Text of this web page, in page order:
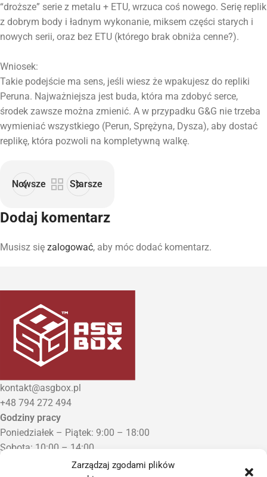
Zarządzaj zgodami plików
“droższe” serie z metalu + ETU, wrzuca coś nowego. Serię replik
z dobrym body i ładnym wykonanie, miksem części starych i
nowych serii, oraz bez ETU (którego brak obniża cenne?).
Wniosek:
Takie podejście ma sens, jeśli wiesz że wpakujesz do repliki
Peruna. Najważniejsza jest buda, która ma zdobyć serce,
środek zawsze można zmienić. A w przypadku G&G nie trzeba
wymieniać wszystkiego (Perun, Sprężyna, Dysza), aby dostać
replikę, która pozwoli na kompletywną walkę.
Nowsze Starsze
Dodaj komentarz
Musisz się zalogować, aby móc dodać komentarz.
kontakt@asgbox.pl
+48 794 272 494
Godziny pracy
Poniedziałek – Piątek: 9:00 – 18:00
Sobota: 10:00 – 14:00
Niedziela: Zamknięte